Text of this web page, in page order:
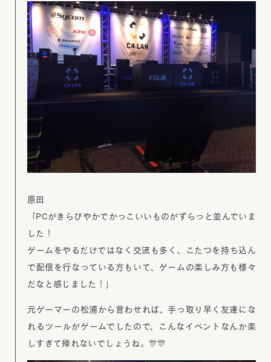
原田
「PCがきらびやかでかっこいいものがずらっと並んでいま
した！
ゲームをやるだけではなく交流も多く、こたつを持ち込ん
で配信を行なっている方もいて、ゲームの楽しみ方も様々
だなと感じました！」
元ゲーマーの松浦から言わせれば、手っ取り早く友達にな
れるツールがゲームでしたので、こんなイベントなんか楽
しすぎて帰れないでしょうね。🎊🎊